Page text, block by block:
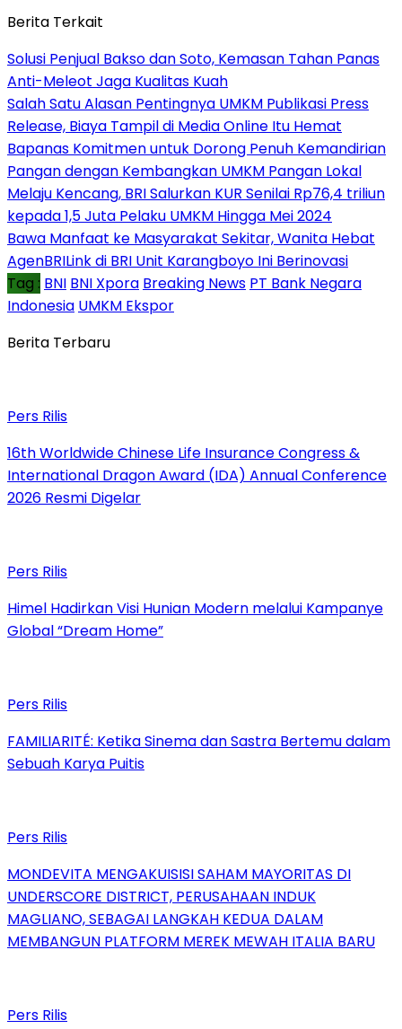
Berita Terkait
Solusi Penjual Bakso dan Soto, Kemasan Tahan Panas
Anti-Meleot Jaga Kualitas Kuah
Salah Satu Alasan Pentingnya UMKM Publikasi Press
Release, Biaya Tampil di Media Online Itu Hemat
Bapanas Komitmen untuk Dorong Penuh Kemandirian
Pangan dengan Kembangkan UMKM Pangan Lokal
Melaju Kencang, BRI Salurkan KUR Senilai Rp76,4 triliun
kepada 1,5 Juta Pelaku UMKM Hingga Mei 2024
Bawa Manfaat ke Masyarakat Sekitar, Wanita Hebat
AgenBRILink di BRI Unit Karangboyo Ini Berinovasi
Tag : BNI BNI Xpora Breaking News PT Bank Negara
Indonesia UMKM Ekspor
Berita Terbaru
Pers Rilis
16th Worldwide Chinese Life Insurance Congress &
International Dragon Award (IDA) Annual Conference
2026 Resmi Digelar
Pers Rilis
Himel Hadirkan Visi Hunian Modern melalui Kampanye
Global “Dream Home”
Pers Rilis
FAMILIARITÉ: Ketika Sinema dan Sastra Bertemu dalam
Sebuah Karya Puitis
Pers Rilis
MONDEVITA MENGAKUISISI SAHAM MAYORITAS DI
UNDERSCORE DISTRICT, PERUSAHAAN INDUK
MAGLIANO, SEBAGAI LANGKAH KEDUA DALAM
MEMBANGUN PLATFORM MEREK MEWAH ITALIA BARU
Pers Rilis